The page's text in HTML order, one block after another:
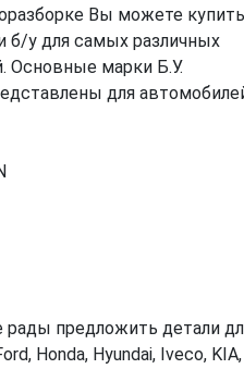
Вы можете купить
б/у для самых различных
Основные марки Б.У.
для
предложить детали
Honda, Hyundai, Iveco, KIA,